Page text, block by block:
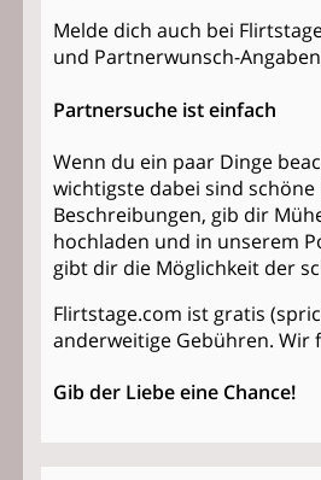
Melde dich auch bei
und Partnerwunsch-
Partnersuche ist einfach
Wenn du ein paar Dinge
wichtigste dabei sind
Beschreibungen, gib dir
hochladen und in unserem
gibt dir die Möglichkeit der
Flirtstage.com ist gratis
anderweitige Gebühren. Wir
Gib der Liebe eine Chance!